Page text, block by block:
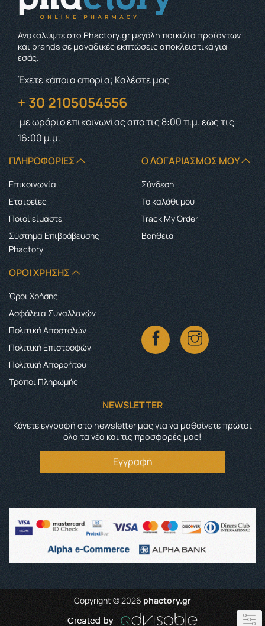
Ανακαλύψτε στο Phactory.gr μεγάλη ποικιλία προϊόντων
και brands σε μοναδικές εκπτώσεις αποκλειστικά για
εσάς.
Έχετε κάποια απορία; Καλέστε μας
+ 30 2105054556
με ωράριο επικοινωνίαςαπο τις 8:00 π.μ. εως τις
16:00 μ.μ.
ΠΛΗΡΟΦΟΡΊΕΣ
Επικοινωνία
Εταιρείες
Ποιοί είμαστε
Σύστημα Επιβράβευσης
Phactory
Ο ΛΟΓΑΡΙΑΣΜΌΣ ΜΟΥ
Σύνδεση
Το καλάθι μου
Track My Order
Boήθεια
ΌΡΟΙ ΧΡΉΣΗΣ
Όροι Χρήσης
Ασφάλεια Συναλλαγών
Πολιτική Αποστολών
Πολιτική Επιστροφών
Πολιτική Απορρήτου
Τρόποι Πληρωμής
NEWSLETTER
Κάνετε εγγραφή στο newsletter μας για να μαθαίνετε πρώτοι
όλα τα νέα και τις προσφορές μας!
Εγγραφή
Copyright © 2026 phactory.gr